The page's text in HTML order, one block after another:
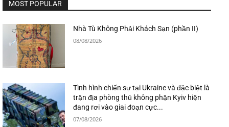
MOST POPULAR
Nhà Tù Không Phải Khách Sạn (phần II)
08/08/2026
Tình hình chiến sự tại Ukraine và đặc biệt là
trận địa phòng thủ không phận Kyiv hiện
đang rơi vào giai đoạn cực...
07/08/2026